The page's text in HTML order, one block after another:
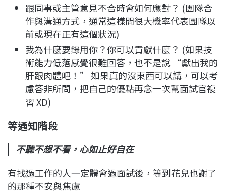
跟同事或主管意見不合時會如何應對？ (團隊合
作與溝通方式，通常這樣問很大機率代表團隊以
前或現在正有這個狀況)
我為什麼要錄用你？你可以貢獻什麼？ (如果技
術能力低落感覺很難回答，也不是說 “獻出我的
肝跟肉體吧！” 如果真的沒東西可以講，可以考
慮答非所問，把自己的優點再念一次幫面試官複
習 XD)
等通知階段
不聽不想不看，心如止好自在
有找過工作的人一定體會過面試後，等到花兒也謝了
的那種不安與焦慮